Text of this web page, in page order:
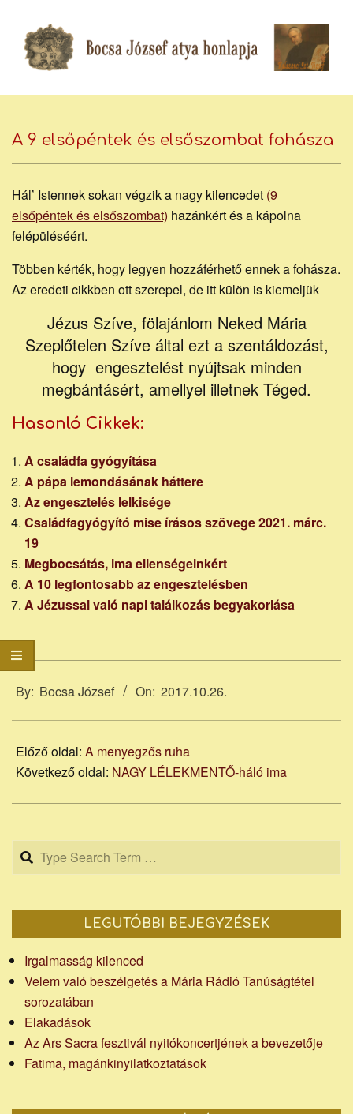
content
Bocsa
József
piarista
atya
honlapja
Menu
A 9 elsőpéntek és elsőszombat fohásza
Hál’ Istennek sokan végzik a nagy kilencedet (9
elsőpéntek és elsőszombat) hazánkért és a kápolna
felépüléséért.
Többen kérték, hogy legyen hozzáférhető ennek a fohásza.
Az eredeti cikkben ott szerepel, de itt külön is kiemeljük
Jézus Szíve, fölajánlom Neked Mária
Szeplőtelen Szíve által ezt a szentáldozást,
hogy engesztelést nyújtsak minden
megbántásért, amellyel illetnek Téged.
Hasonló Cikkek:
A családfa gyógyítása
A pápa lemondásának háttere
Az engesztelés lelkisége
Családfagyógyító mise írásos szövege 2021. márc.
19
Megbocsátás, ima ellenségeinkért
A 10 legfontosabb az engesztelésben
A Jézussal való napi találkozás begyakorlása
2017-
10-
By: Bocsa József On: 2017.10.26.
Előző oldal: A menyegzős ruha
Következő oldal: NAGY LÉLEKMENTŐ-háló ima
Search
LEGUTÓBBI BEJEGYZÉSEK
Irgalmasság kilenced
Velem való beszélgetés a Mária Rádió Tanúságtétel
sorozatában
Elakadások
Az Ars Sacra fesztivál nyitókoncertjének a bevezetője
Fatima, magánkinyilatkoztatások